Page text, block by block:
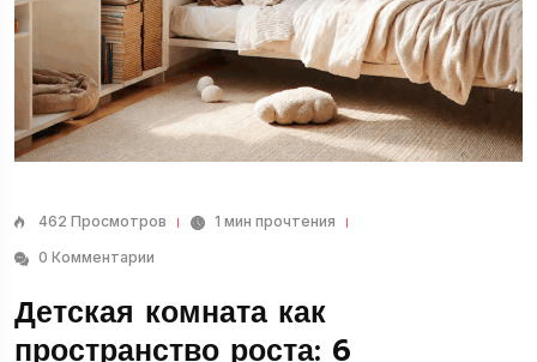
462 Просмотров
1 мин прочтения
0 Комментарии
Детская комната как
пространство роста: 6